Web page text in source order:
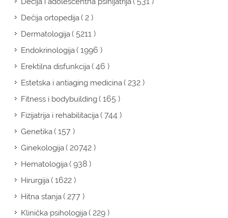
Dečija ortopedija( 2 )
Dermatologija( 5211 )
Endokrinologija( 1996 )
Erektilna disfunkcija( 46 )
Estetska i antiaging medicina( 232 )
Fitness i bodybuilding( 165 )
Fizijatrija i rehabilitacija( 744 )
Genetika( 157 )
Ginekologija( 20742 )
Hematologija( 938 )
Hirurgija( 1622 )
Hitna stanja( 277 )
Klinička psihologija( 229 )